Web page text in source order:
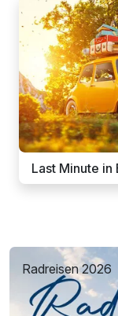
Last Minute in
Radreisen 2026